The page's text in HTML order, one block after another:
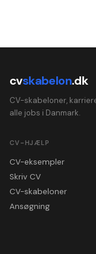
cvskabelon.dk
CV-skabeloner,
alle jobs i Danmark.
CV-HJÆLP
CV-eksempler
Skriv CV
CV-skabeloner
Ansøgning